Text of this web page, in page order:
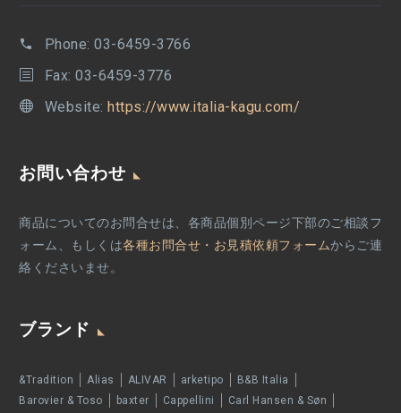
Phone: 03-6459-3766
Fax: 03-6459-3776
Website: https://www.italia-kagu.com/
お問い合わせ
商品についてのお問合せは、各商品個別ページ下部のご相談フ
ォーム、もしくは各種お問合せ・お見積依頼フォームからご連
絡くださいませ。
ブランド
&Tradition Alias ALIVAR arketipo
B&B Italia
Barovier & Toso
baxter Cappellini
Carl Hansen & Søn